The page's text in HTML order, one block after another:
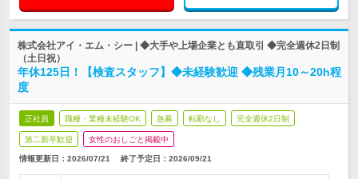
株式会社アイ・エム・シー | ◆大手や上場企業とも直取引 ◆完全週休2日制
（土日祝）
年休125日！【検査スタッフ】◆未経験歓迎 ◆残業月10～20h程
度
正社員 職種・業種未経験OK 急募 転勤なし 完全週休2日制
第二新卒歓迎 女性のおしごと掲載中
情報更新日：2026/07/21 終了予定日： 2026/09/21